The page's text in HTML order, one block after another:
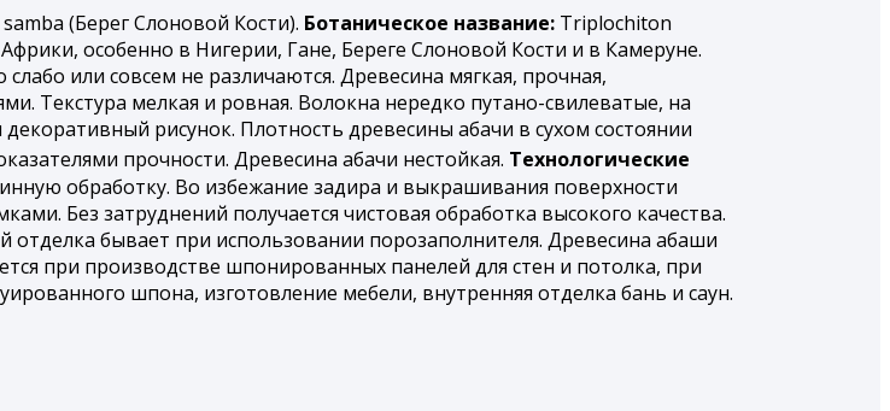
(Берег Слоновой Кости). Ботаническое название: Triplochiton
особенно в Нигерии, Гане, Береге Слоновой Кости и в Камеруне.
или совсем не различаются. Древесина мягкая, прочная,
Текстура мелкая и ровная. Волокна нередко путано-свилеватые, на
рисунок. Плотность древесины абачи в сухом состоянии
прочности. Древесина абачи нестойкая. Технологические
обработку. Во избежание задира и выкрашивания поверхности
Без затруднений получается чистовая обработка высокого качества.
бывает при использовании порозаполнителя. Древесина абаши
при производстве шпонированных панелей для стен и потолка, при
шпона, изготовление мебели, внутренняя отделка бань и саун.